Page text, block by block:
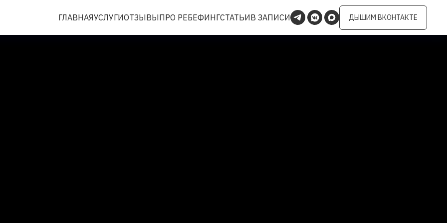
ГЛАВНАЯУСЛУГИОТЗЫВЫПРО РЕБЕФИНГСТАТЬИВ ЗАПИСИ ДЫШИМ ВКОНТАКТЕ